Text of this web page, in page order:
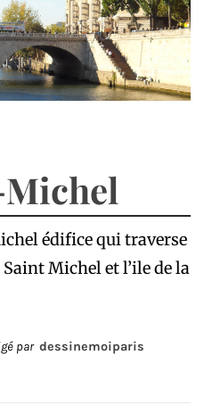
édifice qui traverse
Michel et l’ile de la
par dessinemoiparis